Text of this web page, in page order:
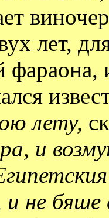
лет,
лету,
и
не